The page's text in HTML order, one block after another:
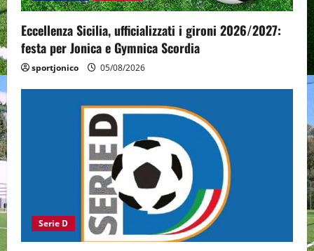
Eccellenza Sicilia, ufficializzati i gironi 2026/2027:
festa per Jonica e Gymnica Scordia
sportjonico 05/08/2026
Serie D